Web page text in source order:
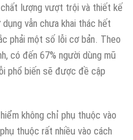
lượng vượt trội và thiết kế
vẫn chưa khai thác hết
phải một số lỗi cơ bản. Theo
có đến 67% người dùng mũ
phổ biến sẽ được đề cập
không chỉ phụ thuộc vào
thuộc rất nhiều vào cách